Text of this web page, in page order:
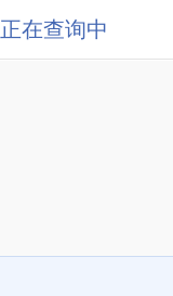
正在查询中